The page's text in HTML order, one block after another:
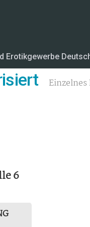
Erotikgewerbe
6